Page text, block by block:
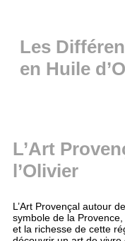
Les
en Huile
L’Art
l’Olivier
L’Art Provençal autour
symbole de la
et la richesse de cette